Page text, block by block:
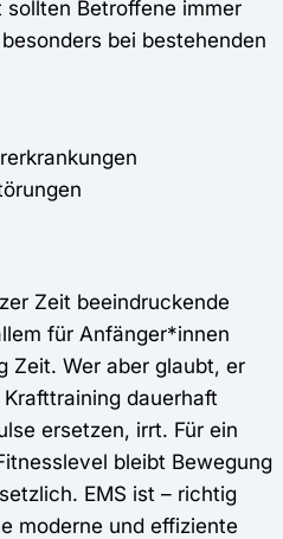
Betroffene immer
bei bestehenden
Zeit beeindruckende
für Anfänger*innen
Zeit. Wer aber glaubt, er
dauerhaft
ersetzen, irrt. Für ein
bleibt Bewegung
EMS ist – richtig
moderne und effiziente